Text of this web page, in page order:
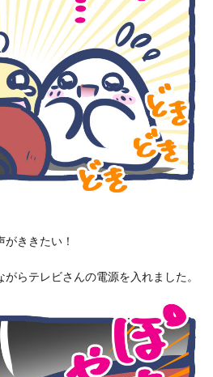
ききたい！
らテレビさんの電源を入れました。